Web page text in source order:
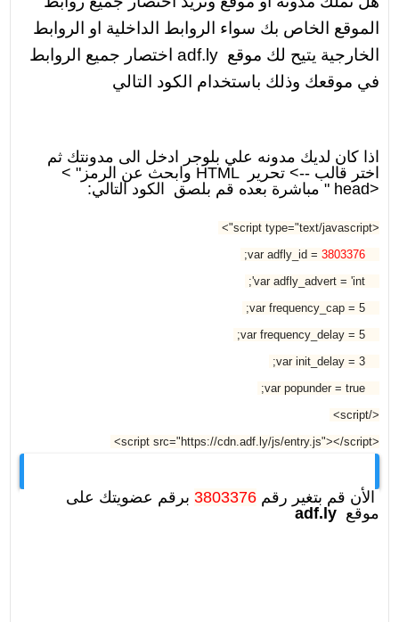
الموقع الخاص بك سواء الروابط الداخلية او الروابط
الخارجية يتيح لك موقع adf.ly اختصار جميع الروابط
في موقعك وذلك باستخدام الكود التالي
اذا كان لديك مدونه علي بلوجر ادخل الى مدونتك ثم
اختر قالب --< تحرير HTML وابحث عن الرمز"
<
head>
" مباشرة بعده قم بلصق الكود التالي:
<script type="text/javascript">
var adfly_id =
3803376
;
var adfly_advert = 'int';
var frequency_cap = 5;
var frequency_delay = 5;
var init_delay = 3;
var popunder = true;
</script>
<script src="https://cdn.adf.ly/js/entry.js"></script>
الأن قم بتغير رقم3803376 برقم عضويتك على
موقع adf.ly